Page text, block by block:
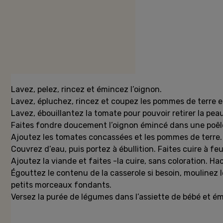
Lavez, pelez, rincez et émincez l’oignon.
Lavez, épluchez, rincez et coupez les pommes de terre
Lavez, ébouillantez la tomate pour pouvoir retirer la
Faites fondre doucement l’oignon émincé dans une
Ajoutez les tomates concassées et les pommes de terre.
Couvrez d’eau, puis portez à ébullition. Faites cuire à
Ajoutez la viande et faites -la cuire, sans coloration.
Égouttez le contenu de la casserole si besoin,
petits morceaux fondants.
Versez la purée de légumes dans l’assiette de bébé et